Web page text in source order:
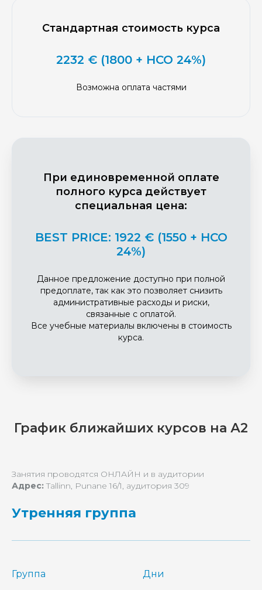
Стандартная стоимость курса
2232 € (1800 + НСО 24%)
Возможна оплата частями
При единовременной оплате
полного курса действует
специальная цена:
BEST PRICE: 1922 € (1550 + НСО
24%)
Данное предложение доступно при полной
предоплате, так как это позволяет снизить
административные расходы и риски,
связанные с оплатой.
Все учебные материалы включены в стоимость
курса.
График ближайших курсов на А2
Занятия проводятся ОНЛАЙН и в аудитории
Адрес: Tallinn, Punane 16/1, аудитория 309
Утренняя группа
Группа Дни